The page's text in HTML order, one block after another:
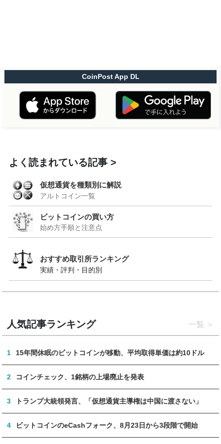
CoinPost App DL
よく読まれている記事
仮想通貨を種類別に解説
アルトコイン一覧
ビットコインの買い方
始め方手順と注意点
おすすめ取引所ランキング
実績・評判・目的別
人気記事ランキング 一覧
1 15年間休眠のビットコインが移動、平均取得単価は約10ドル
2 コインチェック、1銘柄の上場廃止を発表
3 トランプ大統領発言、「仮想通貨主導権は中国に渡さない」
4 ビットコインのeCashフォーク、8月23日から3段階で開始